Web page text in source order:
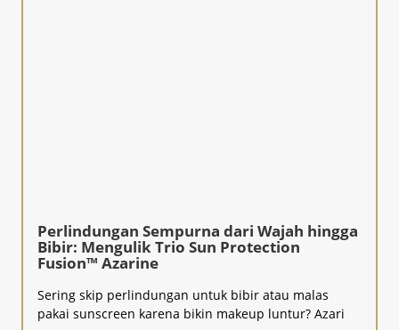
Perlindungan Sempurna dari Wajah hingga
Bibir: Mengulik Trio Sun Protection
Fusion™ Azarine
Sering skip perlindungan untuk bibir atau malas
pakai sunscreen karena bikin makeup luntur? Azari